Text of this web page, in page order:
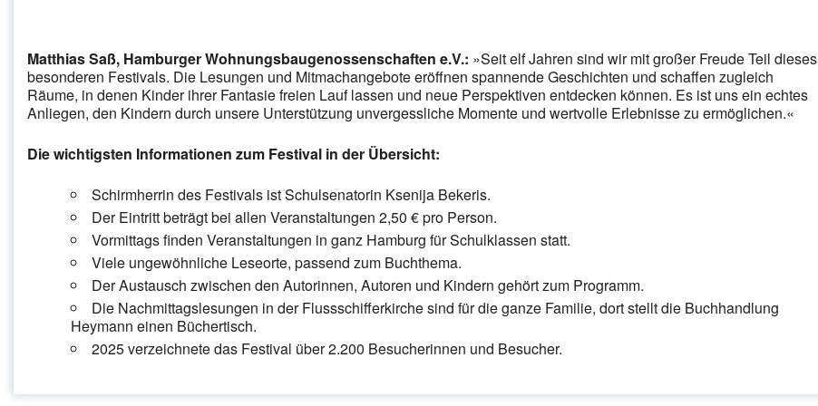
Matthias Saß, Hamburger Wohnungsbaugenossenschaften e.V.: »Seit elf Jahren sind wir mit großer Freude Teil dieses
besonderen Festivals. Die Lesungen und Mitmachangebote eröffnen spannende Geschichten und schaffen zugleich
Räume, in denen Kinder ihrer Fantasie freien Lauf lassen und neue Perspektiven entdecken können. Es ist uns ein echtes
Anliegen, den Kindern durch unsere Unterstützung unvergessliche Momente und wertvolle Erlebnisse zu ermöglichen.«
Die wichtigsten Informationen zum Festival in der Übersicht:
Schirmherrin des Festivals ist Schulsenatorin Ksenija Bekeris.
Der Eintritt beträgt bei allen Veranstaltungen 2,50 € pro Person.
Vormittags finden Veranstaltungen in ganz Hamburg für Schulklassen statt.
Viele ungewöhnliche Leseorte, passend zum Buchthema.
Der Austausch zwischen den Autorinnen, Autoren und Kindern gehört zum Programm.
Die Nachmittagslesungen in der Flussschifferkirche sind für die ganze Familie, dort stellt die Buchhandlung
Heymann einen Büchertisch.
2025 verzeichnete das Festival über 2.200 Besucherinnen und Besucher.